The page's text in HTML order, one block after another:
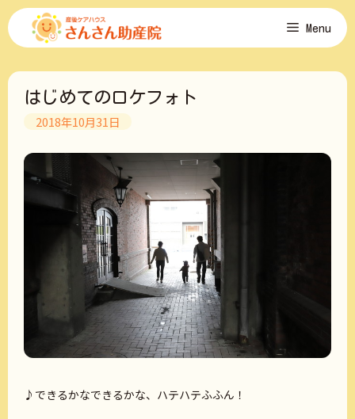
コ
ン
ツ
Menu
はじめてのロケフォト
2018年10月31日
♪できるかなできるかな、ハテハテふふん！